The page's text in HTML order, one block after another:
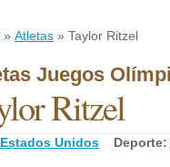
» Atletas » Taylor Ritzel
Juegos
Ritzel
Estados Unidos Deporte: